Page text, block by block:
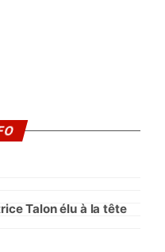
Talon élu à la tête